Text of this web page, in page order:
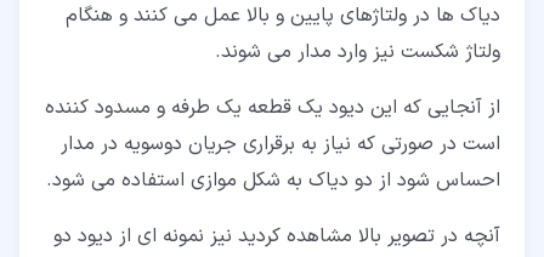
دیاک ها در ولتاژهای پایین و بالا عمل می کنند و هنگام
ولتاژ شکست نیز وارد مدار می شوند.
از آنجایی که این دیود یک قطعه یک طرفه و مسدود کننده
است در صورتی که نیاز به برقراری جریان دوسویه در مدار
احساس شود از دو دیاک به شکل موازی استفاده می شود.
آنچه در تصویر بالا مشاهده کردید نیز نمونه ای از دیود دو